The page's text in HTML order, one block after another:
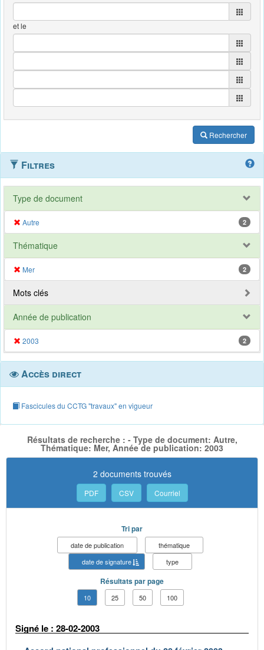
et le
Rechercher
Filtres
Type de document
Autre 2
Thématique
Mer 2
Mots clés
Année de publication
2003 2
Accès direct
Fascicules du CCTG "travaux" en vigueur
Résultats de recherche : - Type de document: Autre,
Thématique: Mer, Année de publication: 2003
2 documents trouvés
PDF CSV Courriel
Tri par
date de publication
thématique
date de signature
type
Résultats par page
10 25 50 100
Signé le : 28-02-2003